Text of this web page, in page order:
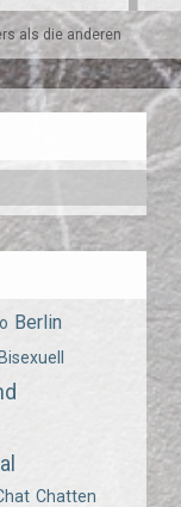
als die anderen
Berlin
Bisexuell
Chatten